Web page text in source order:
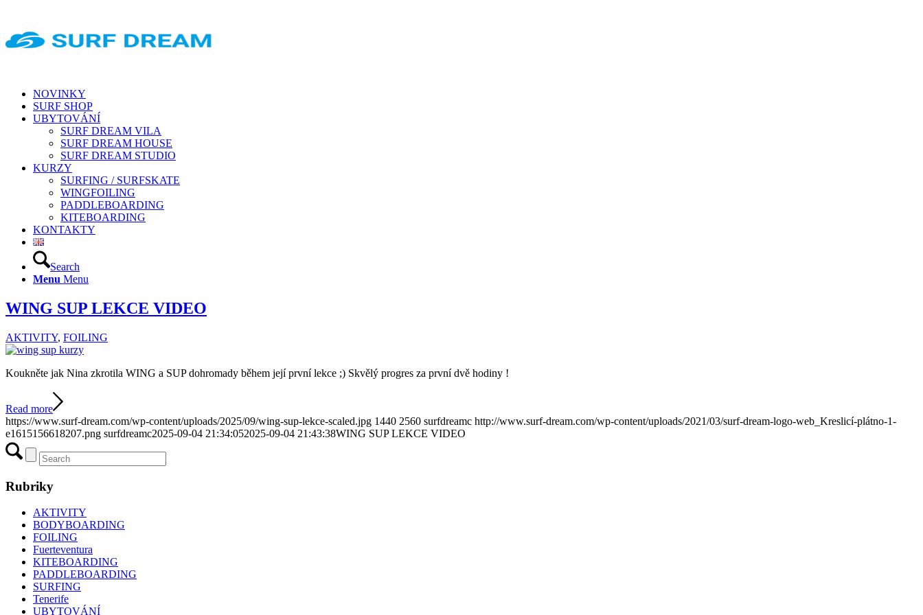
NOVINKY
SURF SHOP
UBYTOVÁNÍ
SURF DREAM VILA
SURF DREAM HOUSE
SURF DREAM STUDIO
KURZY
SURFING / SURFSKATE
WINGFOILING
PADDLEBOARDING
KITEBOARDING
KONTAKTY
Search
Menu Menu
WING SUP LEKCE VIDEO
AKTIVITY, FOILING
Koukněte jak Nina zkrotila WING a SUP dohromady během její první lekce ;) Skvělý progres za první dvě hodiny !
Read more
https://www.surf-dream.com/wp-content/uploads/2025/09/wing-sup-lekce-scaled.jpg 1440 2560 surfdreamc http://www.surf-dream.com/wp-content/uploads/2021/03/surf-dream-logo-web_Kreslicí-plátno-1-
e1615156618207.png surfdreamc2025-09-04 21:34:052025-09-04 21:43:38WING SUP LEKCE VIDEO
Rubriky
AKTIVITY
BODYBOARDING
FOILING
Fuerteventura
KITEBOARDING
PADDLEBOARDING
SURFING
Tenerife
UBYTOVÁNÍ